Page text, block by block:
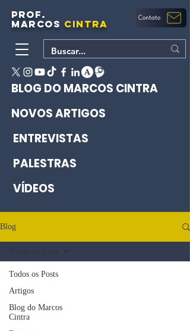
PROF.
MARCOS CINTRA Contato
BLOG DO MARCOS CINTRA
NOVOS ARTIGOS
ENTREVISTAS
PALESTRAS
VÍDEOS
Blog
Todos os Posts
Artigos
Blog do Marcos
Cintra
Todos os Posts